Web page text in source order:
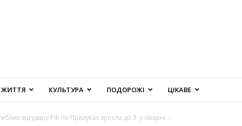
ЖИТТЯ КУЛЬТУРА ПОДОРОЖІ ЦІКАВЕ
від удару РФ по Прилуках зросла до 3: у лікарні...